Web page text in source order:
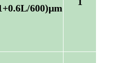
600)μm